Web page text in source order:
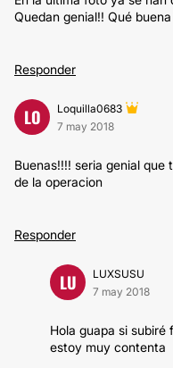
Quedan genial!! Qué
Responder
LO
Loquilla0683
7 may 2018
Buenas!!!! seria genial que
de la operacion
Responder
LU
LUXSUSU
7 may 2018
Hola guapa si subiré
estoy muy contenta